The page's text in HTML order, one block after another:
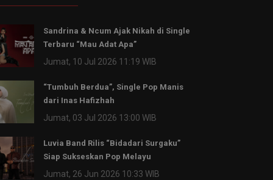
Sandrina & Ncum Ajak Nikah di Single
Terbaru “Mau Adat Apa”
Jumat, 10 Jul 2026 11:19 WIB
“Tumbuh Berdua”, Single Pop Manis
dari Inas Hafizhah
Jumat, 03 Jul 2026 13:00 WIB
Luvia Band Rilis “Bidadari Surgaku”
Siap Sukseskan Pop Melayu
Jumat, 26 Jun 2026 10:33 WIB